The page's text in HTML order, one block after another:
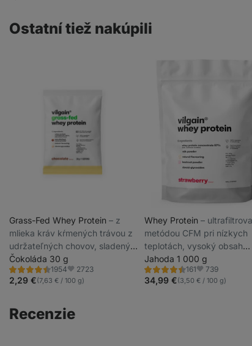
Ostatní tiež nakúpili
Grass-Fed Whey Protein ⁠–⁠ z
mlieka kráv kŕmených trávou z
udržateľných chovov, sladený
stéviou, ultrafiltrovaný pri
nízkych teplotách
Čokoláda 30 g
1954
Hodnotenie
4.4/5,
1954
Obľúbené
2723
2,29 €(7,63 € / 100 g)
Whey Protein ⁠–⁠
metódou CFM pri nízkych
teplotách, vysoký obsah
bielkovín a BCAA, sladený
steviol-glykozidmi
Jahoda 1 000 g
161
Hodnotenie
4.5/5,
Obľúbené
739
34,99 €(3,50 € / 100 g)
Recenzie